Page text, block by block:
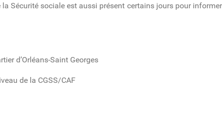
Sécurité sociale est aussi présent certains jours pour
d’Orléans-Saint Georges
de la CGSS/CAF